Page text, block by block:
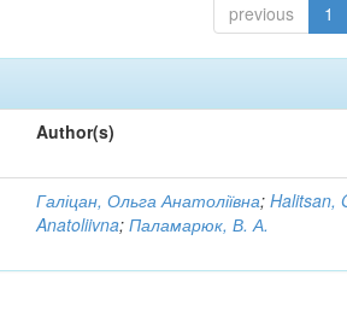
previous 1
Author(s)
Галіцан, Ольга Анатоліївна;Halitsan,
Anatoliivna;Паламарюк, В. А.